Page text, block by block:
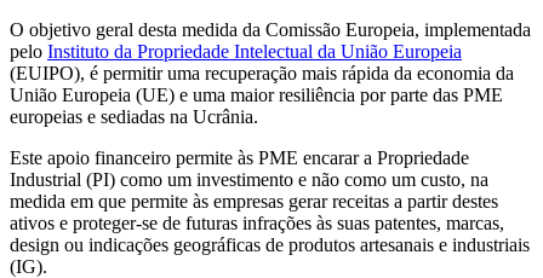
O objetivo geral desta medida da Comissão Europeia, implementada
pelo Instituto da Propriedade Intelectual da União Europeia
(EUIPO), é permitir uma recuperação mais rápida da economia da
União Europeia (UE) e uma maior resiliência por parte das PME
europeias e sediadas na Ucrânia.
Este apoio financeiro permite às PME encarar a Propriedade
Industrial (PI) como um investimento e não como um custo, na
medida em que permite às empresas gerar receitas a partir destes
ativos e proteger-se de futuras infrações às suas patentes, marcas,
design ou indicações geográficas de produtos artesanais e industriais
(IG).